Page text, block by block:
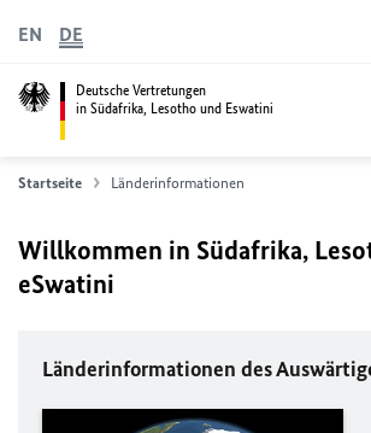
Deutsche Vertretungen
in Südafrika, Lesotho und Eswatini
EN DE
Startseite Länderinformationen
Willkommen in Südafrika,
eSwatini
Länderinformationen des